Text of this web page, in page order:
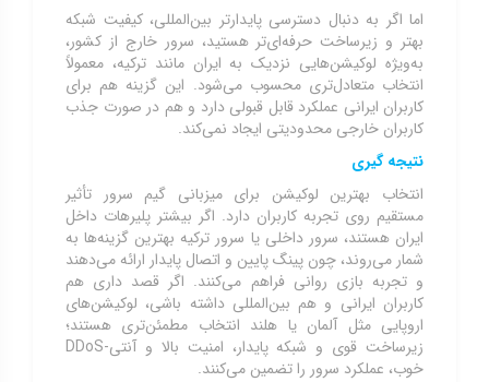
اما اگر به دنبال دسترسی پایدارتر بین‌المللی، کیفیت شبکه
بهتر و زیرساخت حرفه‌ای‌تر هستید، سرور خارج از کشور،
به‌ویژه لوکیشن‌هایی نزدیک به ایران مانند ترکیه، معمولاً
انتخاب متعادل‌تری محسوب می‌شود. این گزینه هم برای
کاربران ایرانی عملکرد قابل قبولی دارد و هم در صورت جذب
کاربران خارجی محدودیتی ایجاد نمی‌کند.
نتیجه گیری
انتخاب بهترین لوکیشن برای میزبانی گیم سرور تأثیر
مستقیم روی تجربه کاربران دارد. اگر بیشتر پلیرهات داخل
ایران هستند، سرور داخلی یا سرور ترکیه بهترین گزینه‌ها به
شمار می‌روند، چون پینگ پایین و اتصال پایدار ارائه می‌دهند
و تجربه بازی روانی فراهم می‌کنند. اگر قصد داری هم
کاربران ایرانی و هم بین‌المللی داشته باشی، لوکیشن‌های
اروپایی مثل آلمان یا هلند انتخاب مطمئن‌تری هستند؛
زیرساخت قوی و شبکه پایدار، امنیت بالا و آنتی-DDoS
خوب، عملکرد سرور را تضمین می‌کنند.